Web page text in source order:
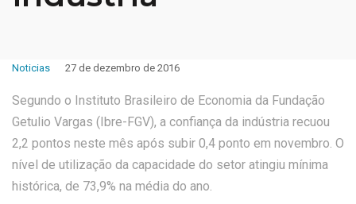
Noticias 27 de dezembro de 2016
Segundo o Instituto Brasileiro de Economia da Fundação
Getulio Vargas (Ibre-FGV), a confiança da indústria recuou
2,2 pontos neste mês após subir 0,4 ponto em novembro. O
nível de utilização da capacidade do setor atingiu mínima
histórica, de 73,9% na média do ano.